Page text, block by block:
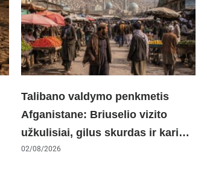
Talibano valdymo penkmetis
Afganistane: Briuselio vizito
užkulisiai, gilus skurdas ir karinis
konfliktas su Pakistanu
02/08/2026